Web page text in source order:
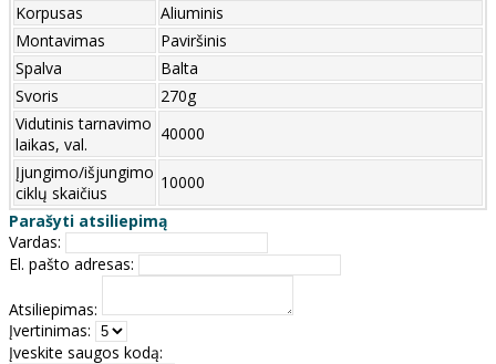
Korpusas
Aliuminis
Montavimas
Paviršinis
Spalva
Balta
Svoris
270g
Vidutinis tarnavimo
laikas, val.
40000
Įjungimo/išjungimo
ciklų skaičius
10000
Parašyti atsiliepimą
Vardas:
El. pašto adresas:
Atsiliepimas:
Įvertinimas:
Įveskite saugos kodą: